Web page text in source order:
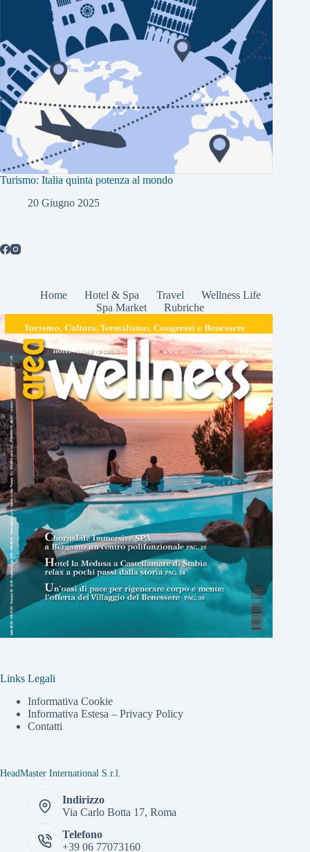
Turismo: Italia quinta potenza al mondo
20 Giugno 2025
Home Hotel & Spa Travel
Wellness Life
Spa Market
Rubriche
Links Legali
Informativa Cookie
Informativa Estesa – Privacy Policy
Contatti
HeadMaster International S.r.l.
Indirizzo
Via Carlo Botta 17, Roma
Telefono
+39 06 77073160